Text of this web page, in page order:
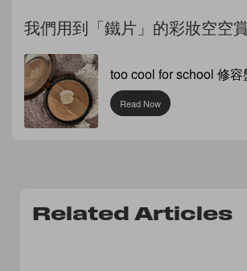
我們用到「鐵片」的彩妝空空
too cool for school 修容
Read Now
Related Articles